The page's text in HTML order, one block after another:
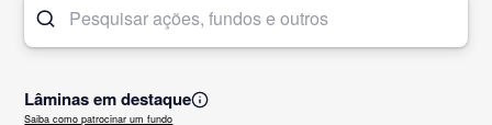
Lâminas em destaque
Saiba como patrocinar um fundo